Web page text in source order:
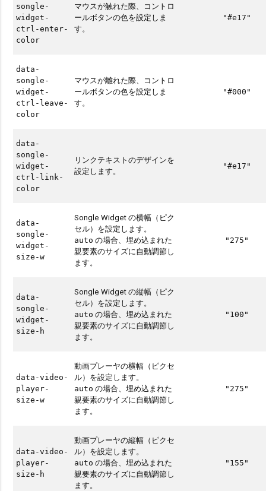
songle-
widget-
ctrl-enter-
color
マウスが触れた際、コントロ
ールボタンの色を設定しま
す。
"#e17"
data-
songle-
widget-
ctrl-leave-
color
マウスが離れた際、コントロ
ールボタンの色を設定しま
す。
"#000"
data-
songle-
widget-
ctrl-link-
color
リンクテキストのデザインを
設定します。
"#e17"
data-
songle-
widget-
size-w
Songle Widget の横幅（ピク
セル）を設定します。
auto の場合、埋め込まれた
親要素のサイズに自動調節し
ます。
"275"
data-
songle-
widget-
size-h
Songle Widget の縦幅（ピク
セル）を設定します。
auto の場合、埋め込まれた
親要素のサイズに自動調節し
ます。
"100"
data-video-
player-
size-w
動画プレーヤの横幅（ピクセ
ル）を設定します。
auto の場合、埋め込まれた
親要素のサイズに自動調節し
ます。
"275"
data-video-
player-
size-h
動画プレーヤの縦幅（ピクセ
ル）を設定します。
auto の場合、埋め込まれた
親要素のサイズに自動調節し
ます。
"155"